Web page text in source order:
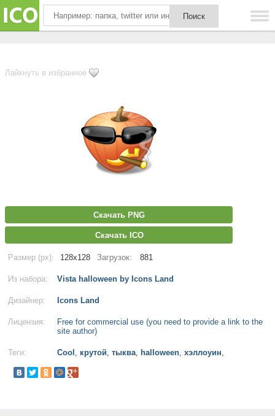
Лайкнуть в избранное
Скачать PNG
Скачать ICO
Размер (px): 128x128 Загрузок: 881
Из набора: Vista halloween by Icons Land
Дизайнер: Icons Land
Лицензия:
Free for commercial use (you need to provide a link to the
site author)
Теги: Cool , крутой, тыква, halloween, хэллоуин,